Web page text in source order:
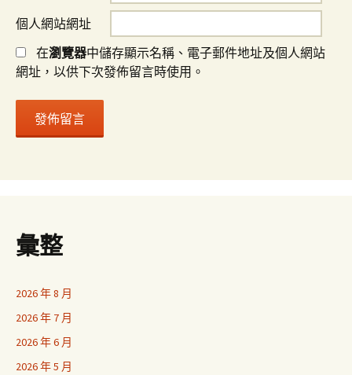
個人網站網址
在瀏覽器中儲存顯示名稱、電子郵件地址及個人網站
網址，以供下次發佈留言時使用。
彙整
2026 年 8 月
2026 年 7 月
2026 年 6 月
2026 年 5 月